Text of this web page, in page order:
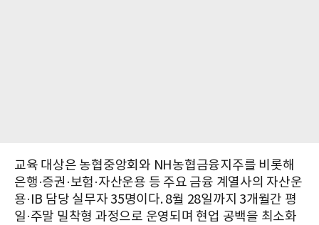
교육 대상은 농협중앙회와 NH농협금융지주를 비롯해
은행·증권·보험·자산운용 등 주요 금융 계열사의 자산운
용·IB 담당 실무자 35명이다. 8월 28일까지 3개월간 평
일·주말 밀착형 과정으로 운영되며 현업 공백을 최소화